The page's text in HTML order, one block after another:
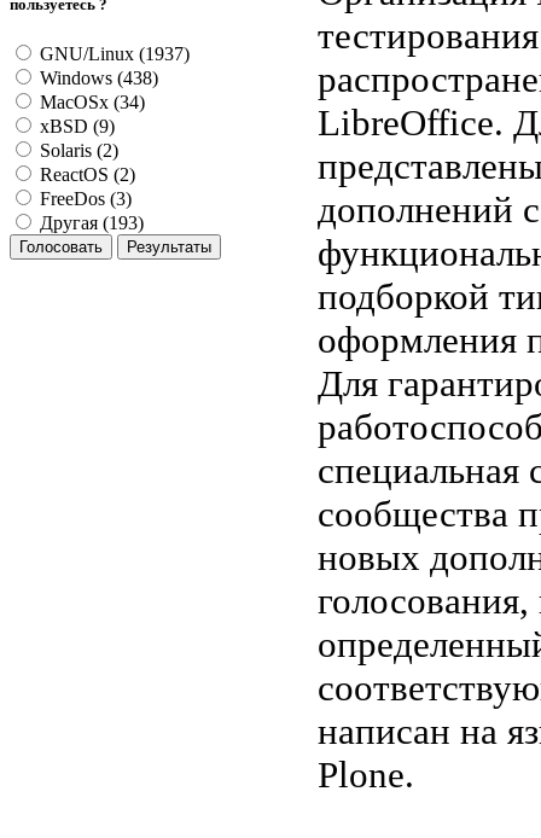
пользуетесь ?
GNU/Linux (1937)
Windows (438)
MacOSx (34)
xBSD (9)
Solaris (2)
ReactOS (2)
FreeDos (3)
Другая (193)
LibreOffice.
дополнений
подборкой
оформления
Для
специальная
сообщества
новых
написан на
Plone.